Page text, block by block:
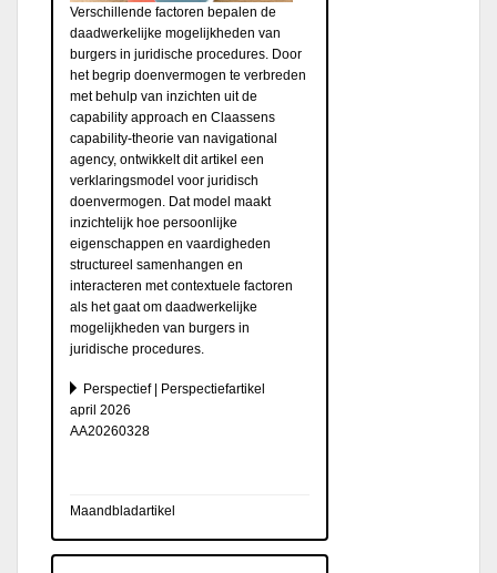
Verschillende factoren bepalen de
daadwerkelijke mogelijkheden van
burgers in juridische procedures. Door
het begrip doenvermogen te verbreden
met behulp van inzichten uit de
capability approach en Claassens
capability-theorie van navigational
agency, ontwikkelt dit artikel een
verklaringsmodel voor juridisch
doenvermogen. Dat model maakt
inzichtelijk hoe persoonlijke
eigenschappen en vaardigheden
structureel samenhangen en
interacteren met contextuele factoren
als het gaat om daadwerkelijke
mogelijkheden van burgers in
juridische procedures.
Perspectief | Perspectiefartikel
april 2026
AA20260328
Maandbladartikel